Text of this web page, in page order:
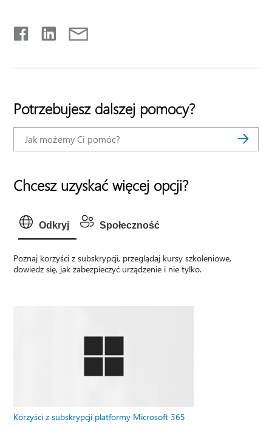
Potrzebujesz dalszej pomocy?
Chcesz uzyskać więcej opcji?
Odkryj Społeczność
Poznaj korzyści z subskrypcji, przeglądaj kursy szkoleniowe,
dowiedz się, jak zabezpieczyć urządzenie i nie tylko.
Korzyści z subskrypcji platformy Microsoft 365